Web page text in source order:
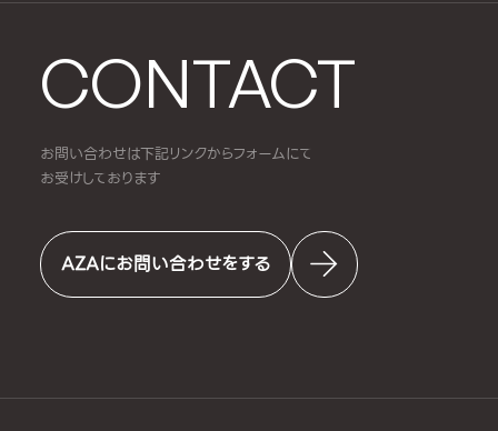
CONTACT
お問い合わせは下記リンクからフォームにて
お受けしております
AZAにお問い合わせをする